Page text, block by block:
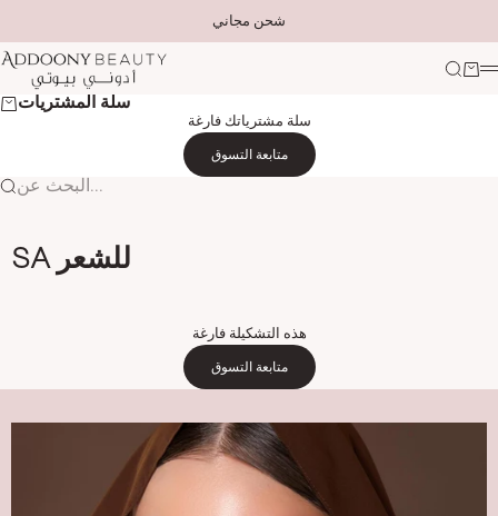
شحن مجاني
Addoony Beauty
بحث
سلة المشتريات
سلة مشترياتك فارغة
متابعة التسوق
البحث عن...
SA للشعر
هذه التشكيلة فارغة
متابعة التسوق